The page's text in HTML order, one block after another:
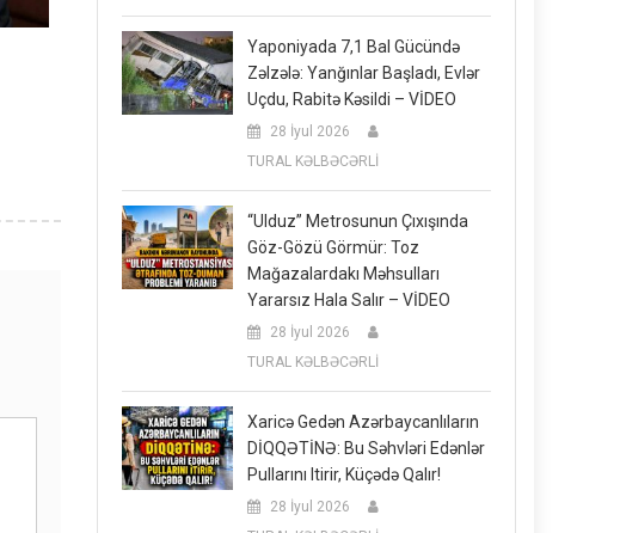
Yaponiyada 7,1 Bal Gücündə
Zəlzələ: Yanğınlar Başladı, Evlər
Uçdu, Rabitə Kəsildi – VİDEO
28 İyul 2026
TURAL KƏLBƏCƏRLİ
“Ulduz” Metrosunun Çıxışında
Göz-Gözü Görmür: Toz
Mağazalardakı Məhsulları
Yararsız Hala Salır – VİDEO
28 İyul 2026
TURAL KƏLBƏCƏRLİ
Xaricə Gedən Azərbaycanlıların
DİQQƏTİNƏ: Bu Səhvləri Edənlər
Pullarını Itirir, Küçədə Qalır!
28 İyul 2026